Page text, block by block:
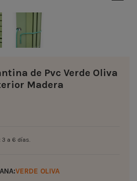
de Pvc Verde Oliva
Madera
3 a 6 días.
VERDE OLIVA